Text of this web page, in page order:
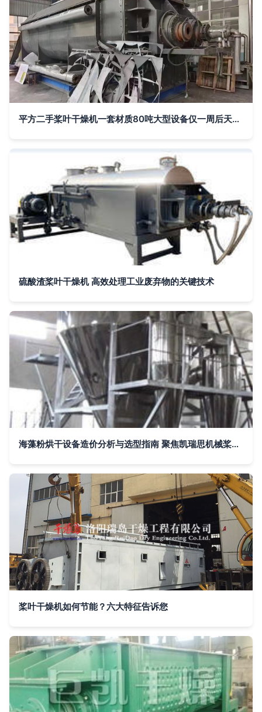
平方二手桨叶干燥机一套材质80吨大型设备仅一周后天到家需要的请联系
硫酸渣桨叶干燥机 高效处理工业废弃物的关键技术
海藻粉烘干设备造价分析与选型指南 聚焦凯瑞思机械桨叶干燥机
桨叶干燥机如何节能？六大特征告诉您